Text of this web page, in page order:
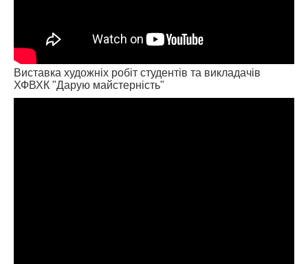
Виставка художніх робіт студентів та викладачів
ХФВХК "Дарую майстерність"